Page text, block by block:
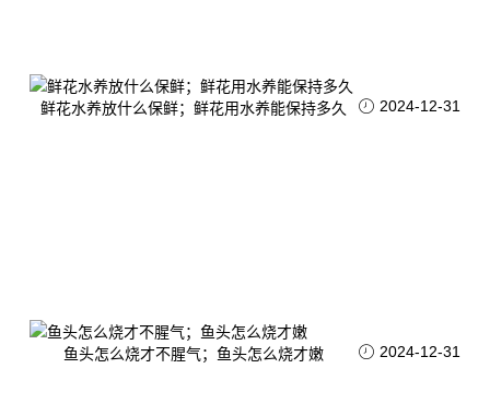
鲜花水养放什么保鲜；鲜花用水养能保持多久 2024-12-31
鱼头怎么烧才不腥气；鱼头怎么烧才嫩 2024-12-31